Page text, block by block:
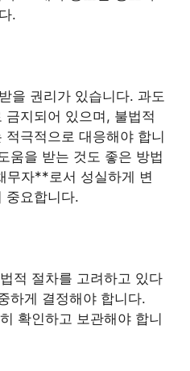
.
을 권리가 있습니다. 과도
지되어 있으며, 불법적
적극적으로 대응해야 합니
움을 받는 것도 좋은 방법
무자**로서 성실하게 변
중요합니다.
적 절차를 고려하고 있다
하게 결정해야 합니다.
확인하고 보관해야 합니